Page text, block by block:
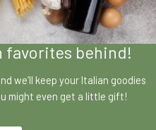
favorites behind!
we’ll keep your Italian goodies
might even get a little gift!